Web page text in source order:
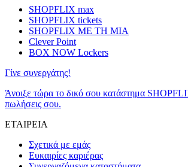
SHOPFLIX max
SHOPFLIX tickets
SHOPFLIX ΜΕ ΤΗ ΜΙΑ
Clever Point
BOX NOW Lockers
Γίνε συνεργάτης!
Άνοιξε τώρα το δικό σου κατάστημα
πωλήσεις σου.
ΕΤΑΙΡΕΙΑ
Σχετικά με εμάς
Ευκαιρίες καριέρας